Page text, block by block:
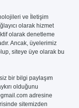
ve İletişim
olarak hizmet
olarak denetleme
Ancak, üyelerimiz
siteye üye olarak bu
bir bilgi paylaşım
olduğunu
adresine
sitemizden